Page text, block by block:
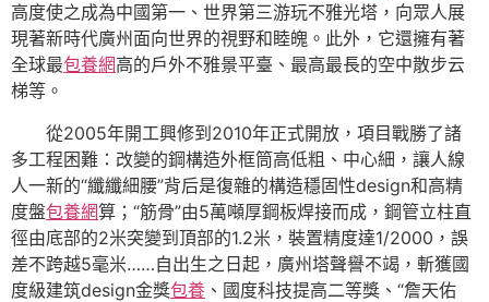
高度使之成為中國第一、世界第三游玩不雅光塔，向眾人展
現著新時代廣州面向世界的視野和睦魄。此外，它還擁有著
全球最包養網高的戶外不雅景平臺、最高最長的空中散步云
梯等。
從2005年開工興修到2010年正式開放，項目戰勝了諸
多工程困難：改變的鋼構造外框筒高低粗、中心細，讓人線
人一新的“纖纖細腰”背后是復雜的構造穩固性design和高精
度盤包養網算；“筋骨”由5萬噸厚鋼板焊接而成，鋼管立柱直
徑由底部的2米突變到頂部的1.2米，裝置精度達1/2000，誤
差不跨越5毫米……自出生之日起，廣州塔聲譽不竭，斬獲國
度級建筑design金獎包養 、國度科技提高二等獎、“詹天佑